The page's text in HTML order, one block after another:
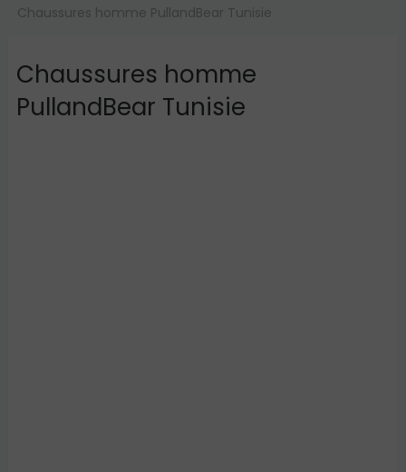
Chaussures homme PullandBear Tunisie
Chaussures homme
PullandBear Tunisie